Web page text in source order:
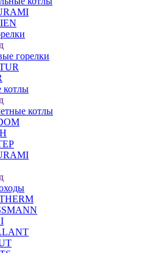
горелки
котлы
котлы